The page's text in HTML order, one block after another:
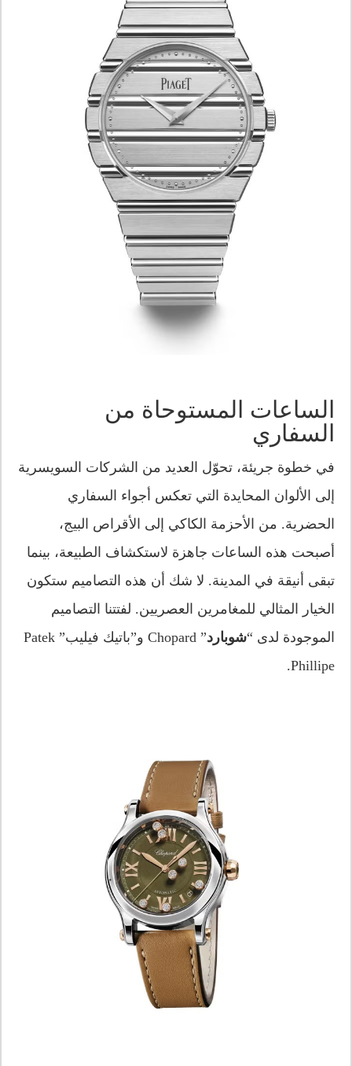
الساعات المستوحاة من
السفاري
في خطوة جريئة، تحوّل العديد من الشركات السويسرية
إلى الألوان المحايدة التي تعكس أجواء السفاري
الحضرية. من الأحزمة الكاكي إلى الأقراص البيج،
أصبحت هذه الساعات جاهزة لاستكشاف الطبيعة، بينما
تبقى أنيقة في المدينة. لا شك أن هذه التصاميم ستكون
الخيار المثالي للمغامرين العصريين. لفتتنا التصاميم
الموجودة لدى “شوبارد
” Chopard و”باتيك فيليب” Patek
Phillipe.